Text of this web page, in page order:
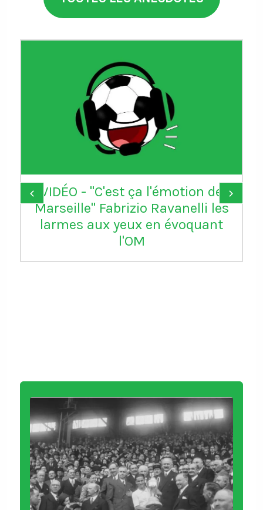
VIDÉO - "C'est ça l'émotion de
Marseille" Fabrizio Ravanelli les
larmes aux yeux en évoquant
l'OM
‹ ›